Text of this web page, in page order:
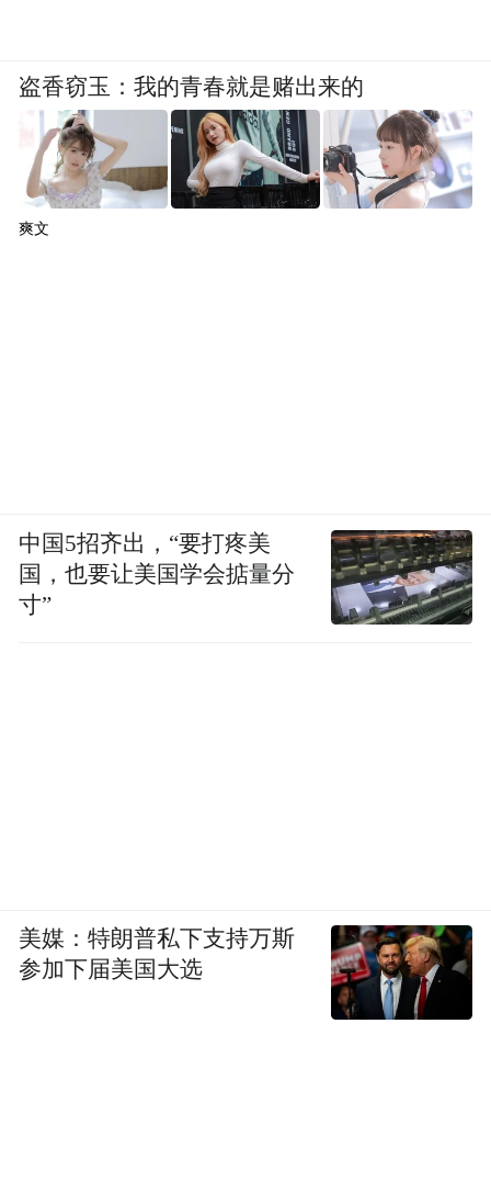
高新区
盗香窃玉：我的青春就是赌出来的
爽文
中国5招齐出，“要打疼美
国，也要让美国学会掂量分
寸”
美媒：特朗普私下支持万斯
参加下届美国大选